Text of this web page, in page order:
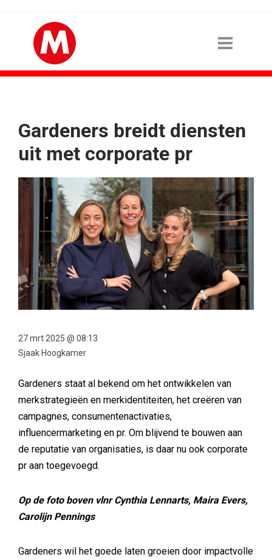
Gardeners breidt diensten
uit met corporate pr
27 mrt 2025 @ 08:13
Sjaak Hoogkamer
Gardeners staat al bekend om het ontwikkelen van
merkstrategieën en merkidentiteiten, het creëren van
campagnes, consumentenactivaties,
influencermarketing en pr. Om blijvend te bouwen aan
de reputatie van organisaties, is daar nu ook corporate
pr aan toegevoegd.
Op de foto boven vlnr Cynthia Lennarts, Maira Evers,
Carolijn Pennings
Gardeners wil het goede laten groeien door impactvolle